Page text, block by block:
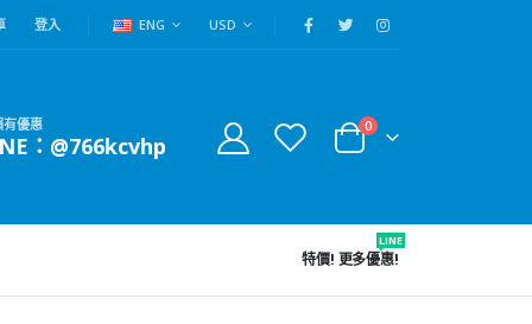
登入 ENG USD
有優惠
：@766kcvhp
0
特價! 更多優惠!
LINE